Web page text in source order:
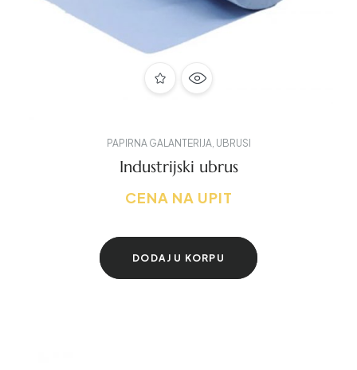
PAPIRNA GALANTERIJA UBRUSI
Industrijski ubrus
CENA NA UPIT
DODAJ U KORPU